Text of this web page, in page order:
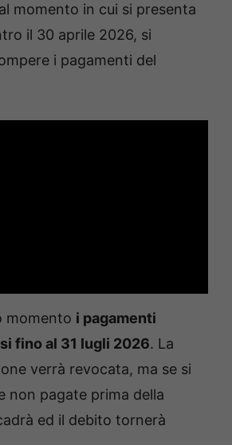
momento in cui si presenta
il 30 aprile 2026, si
i pagamenti del
momento i pagamenti
fino al 31 lugli 2026. La
verrà revocata, ma se si
non pagate prima della
ed il debito tornerà